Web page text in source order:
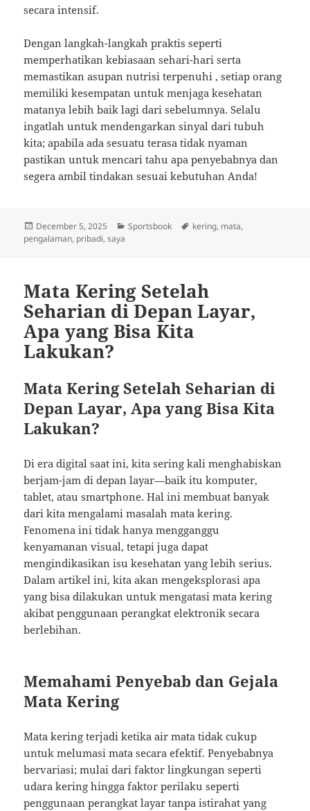
secara intensif.
Dengan langkah-langkah praktis seperti
memperhatikan kebiasaan sehari-hari serta
memastikan asupan nutrisi terpenuhi , setiap orang
memiliki kesempatan untuk menjaga kesehatan
matanya lebih baik lagi dari sebelumnya. Selalu
ingatlah untuk mendengarkan sinyal dari tubuh
kita; apabila ada sesuatu terasa tidak nyaman
pastikan untuk mencari tahu apa penyebabnya dan
segera ambil tindakan sesuai kebutuhan Anda!
Posted
on
December 5, 2025 Categories
Sportsbook Tags
kering, mata,
pengalaman, pribadi,saya
Mata Kering Setelah
Seharian di Depan Layar,
Apa yang Bisa Kita
Lakukan?
Mata Kering Setelah Seharian di
Depan Layar, Apa yang Bisa Kita
Lakukan?
Di era digital saat ini, kita sering kali menghabiskan
berjam-jam di depan layar—baik itu komputer,
tablet, atau smartphone. Hal ini membuat banyak
dari kita mengalami masalah mata kering.
Fenomena ini tidak hanya mengganggu
kenyamanan visual, tetapi juga dapat
mengindikasikan isu kesehatan yang lebih serius.
Dalam artikel ini, kita akan mengeksplorasi apa
yang bisa dilakukan untuk mengatasi mata kering
akibat penggunaan perangkat elektronik secara
berlebihan.
Memahami Penyebab dan Gejala
Mata Kering
Mata kering terjadi ketika air mata tidak cukup
untuk melumasi mata secara efektif. Penyebabnya
bervariasi; mulai dari faktor lingkungan seperti
udara kering hingga faktor perilaku seperti
penggunaan perangkat layar tanpa istirahat yang